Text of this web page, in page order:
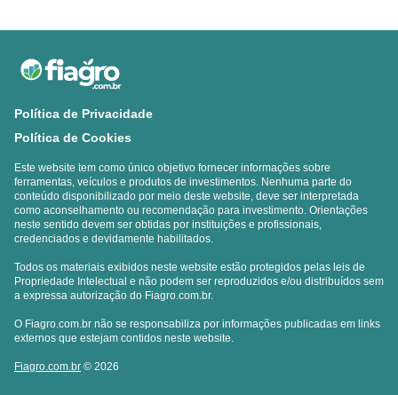
Política de Privacidade
Política de Cookies
Este website tem como único objetivo fornecer informações sobre
ferramentas, veículos e produtos de investimentos. Nenhuma parte do
conteúdo disponibilizado por meio deste website, deve ser interpretada
como aconselhamento ou recomendação para investimento. Orientações
neste sentido devem ser obtidas por instituições e profissionais,
credenciados e devidamente habilitados.
Todos os materiais exibidos neste website estão protegidos pelas leis de
Propriedade Intelectual e não podem ser reproduzidos e/ou distribuídos sem
a expressa autorização do Fiagro.com.br.
O Fiagro.com.br não se responsabiliza por informações publicadas em links
externos que estejam contidos neste website.
Fiagro.com.br © 2026